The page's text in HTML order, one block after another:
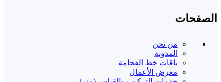
الصفحات
من نحن
المدونة
باقات خط الفخامة
معرض الأعمال